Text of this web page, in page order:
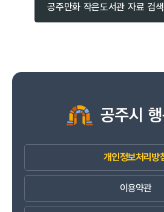
공주만화 작은도서관 자료 검색
개인정보처리방
이용약관